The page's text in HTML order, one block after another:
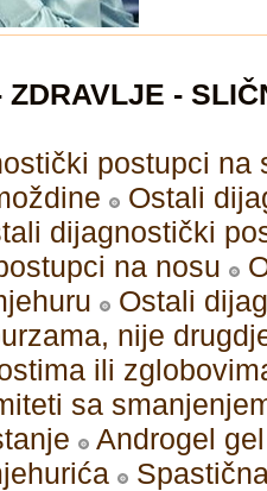
ZDRAVLJE -
postupci
Ostali
dijagnostički
na nosu
Ostali
nije
ili
sa
Androgel gel